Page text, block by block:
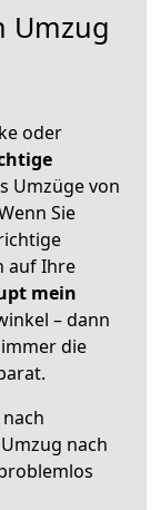
Umzug
oder
Umzüge von
Sie
auf Ihre
mein
– dann
die
nach